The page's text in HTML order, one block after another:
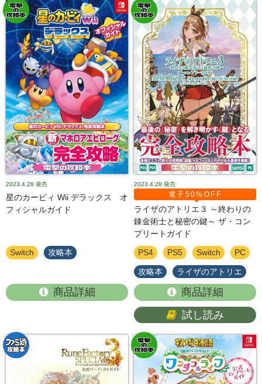
2023.4.28 発売
星のカービィ Wii デラックス オ
フィシャルガイド
Switch 攻略本
商品詳細
2023.4.28 発売
電子50%OFF
ライザのアトリエ３ ～終わりの
錬金術士と秘密の鍵～ ザ・コン
プリートガイド
PS4 PS5 Switch PC
攻略本 ライザのアトリエ
商品詳細
試し読み